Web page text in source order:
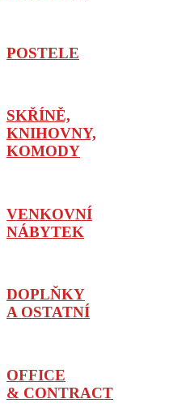
POSTELE
SKŘÍNĚ,
KNIHOVNY,
KOMODY
VENKOVNÍ
NÁBYTEK
DOPLŇKY
A OSTATNÍ
OFFICE
& CONTRACT